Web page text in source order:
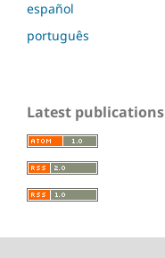
español
português
Latest publications